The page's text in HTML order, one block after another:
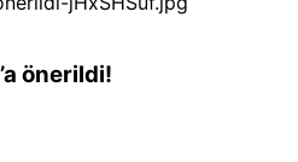
önerildi!